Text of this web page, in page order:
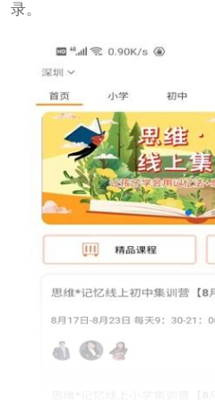
录。